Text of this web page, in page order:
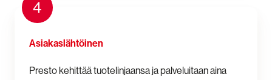
4
Asiakaslähtöinen
Presto kehittää tuotelinjaansa ja palveluitaan aina